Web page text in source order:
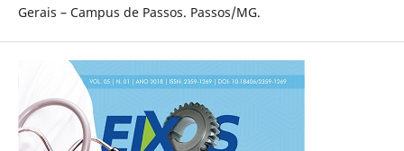
Gerais – Campus de Passos. Passos/MG.